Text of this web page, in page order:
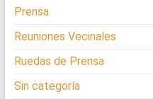
Prensa
Reuniones Vecinales
Ruedas de Prensa
Sin categoría